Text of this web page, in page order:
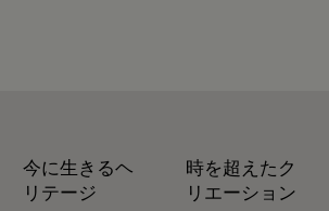
今に生きるヘ
リテージ
時を超えたク
リエーション